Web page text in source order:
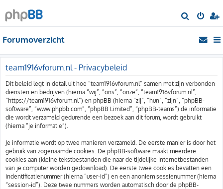
o
Forumoverzicht
team1916vforum.nl - Privacybeleid
Dit beleid legt in detail uit hoe “team1916vforum.nl” samen met zijn verbonden
diensten en bedrijven (hierna “wij”, “ons”, “onze”, “team1916vforum.nl”,
“https://team1916vforum.nl”) en phpBB (hierna “zij”, “hun”, “zijn”, “phpBB-
software”, “www.phpbb.com”, “phpBB Limited”, “phpBB-teams”) de informatie
die wordt verzameld gedurende een bezoek aan dit forum, wordt gebruikt
(hierna “je informatie”).
Je informatie wordt op twee manieren verzameld. De eerste manier is door het
gebruik van zogenaamde cookies. De phpBB-software maakt meerdere
cookies aan (kleine tekstbestanden die naar de tijdelijke internetbestanden
van je computer worden gedownload). De eerste twee cookies bevatten een
indentificatienummer (hierna “user-id”) en een anoniem sessienummer (hierna
“session-id”). Deze twee nummers worden automatisch door de phpBB-